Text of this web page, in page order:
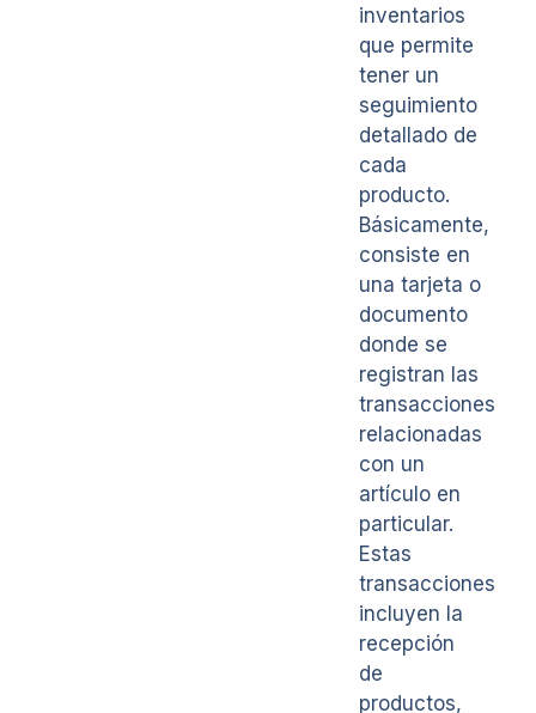
inventarios
que permite
tener un
seguimiento
detallado de
cada
producto.
Básicamente,
consiste en
una tarjeta o
documento
donde se
registran las
transacciones
relacionadas
con un
artículo en
particular.
Estas
transacciones
incluyen la
recepción
de
productos,